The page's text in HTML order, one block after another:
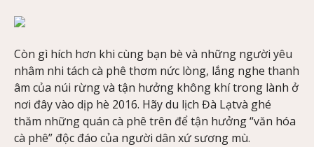
Còn gì hích hơn khi cùng bạn bè và những người yêu
nhâm nhi tách cà phê thơm nức lòng, lắng nghe thanh
âm của núi rừng và tận hưởng không khí trong lành ở
nơi đây vào dịp hè 2016. Hãy du lịch Đà Lạtvà ghé
thăm những quán cà phê trên để tận hưởng “văn hóa
cà phê” độc đáo của người dân xứ sương mù.